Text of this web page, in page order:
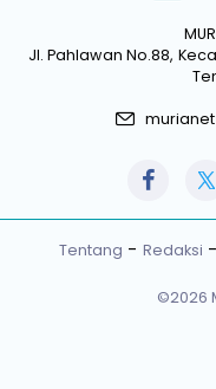
Jl. Pahlawan No.88,
Tentang Redaksi
©2026